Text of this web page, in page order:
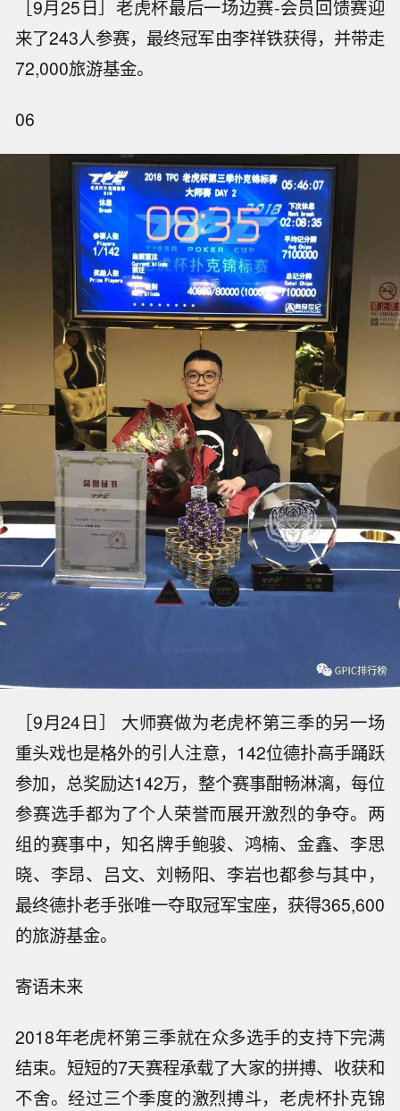
［9月25日］老虎杯最后一场边赛-会员回馈赛迎
来了243人参赛，最终冠军由李祥铁获得，并带走
72,000旅游基金。
06
［9月24日］ 大师赛做为老虎杯第三季的另一场
重头戏也是格外的引人注意，142位德扑高手踊跃
参加，总奖励达142万，整个赛事酣畅淋漓，每位
参赛选手都为了个人荣誉而展开激烈的争夺。两
组的赛事中，知名牌手鲍骏、鸿楠、金鑫、李思
晓、李昂、吕文、刘畅阳、李岩也都参与其中，
最终德扑老手张唯一夺取冠军宝座，获得365,600
的旅游基金。
寄语未来
2018年老虎杯第三季就在众多选手的支持下完满
结束。短短的7天赛程承载了大家的拼搏、收获和
不舍。经过三个季度的激烈搏斗，老虎杯扑克锦